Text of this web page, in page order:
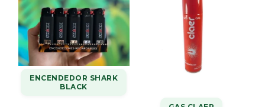
ENCENDEDOR SHARK
BLACK